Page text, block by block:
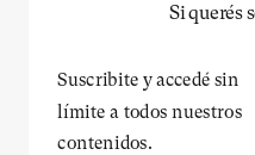
Si querés
Suscribite y accedé sin
límite a todos nuestros
contenidos.